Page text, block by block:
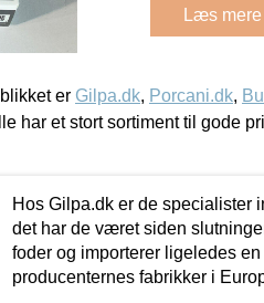
Læs
er Gilpa.dk, Porcani.dk,
har et stort sortiment til gode
Hos Gilpa.dk er de specialister
det har de været siden
foder og importerer ligeledes
producenternes fabrikker i